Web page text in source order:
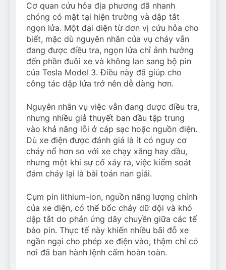
Cơ quan cứu hỏa địa phương đã nhanh
chóng có mặt tại hiện trường và dập tắt
ngọn lửa. Một đại diện từ đơn vị cứu hỏa cho
biết, mặc dù nguyên nhân của vụ cháy vẫn
đang được điều tra, ngọn lửa chỉ ảnh hưởng
đến phần đuôi xe và không lan sang bộ pin
của Tesla Model 3. Điều này đã giúp cho
công tác dập lửa trở nên dễ dàng hơn.
Nguyên nhân vụ việc vẫn đang được điều tra,
nhưng nhiều giả thuyết ban đầu tập trung
vào khả năng lỗi ở cáp sạc hoặc nguồn điện.
Dù xe điện được đánh giá là ít có nguy cơ
cháy nổ hơn so với xe chạy xăng hay dầu,
nhưng một khi sự cố xảy ra, việc kiểm soát
đám cháy lại là bài toán nan giải.
Cụm pin lithium-ion, nguồn năng lượng chính
của xe điện, có thể bốc cháy dữ dội và khó
dập tắt do phản ứng dây chuyền giữa các tế
bào pin. Thực tế này khiến nhiều bãi đỗ xe
ngần ngại cho phép xe điện vào, thậm chí có
nơi đã ban hành lệnh cấm hoàn toàn.